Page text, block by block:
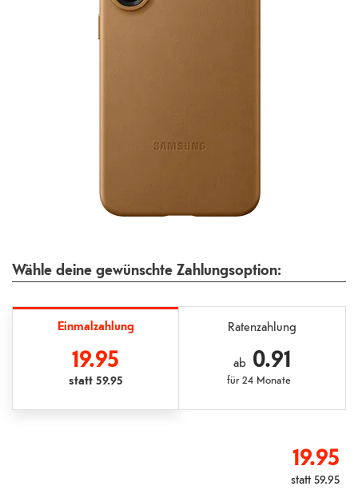
Wähle deine gewünschte Zahlungsoption:
Einmalzahlung
19.95
statt59.95
Ratenzahlung
ab0.91
für24 Monate
19.95
statt59.95